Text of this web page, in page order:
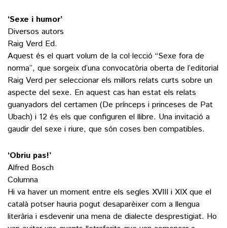
‘Sexe i humor’
Diversos autors
Raig Verd Ed.
Aquest és el quart volum de la col·lecció “Sexe fora de
norma”, que sorgeix d’una convocatòria oberta de l’editorial
Raig Verd per seleccionar els millors relats curts sobre un
aspecte del sexe. En aquest cas han estat els relats
guanyadors del certamen (De prínceps i princeses de Pat
Ubach) i 12 és els que configuren el llibre. Una invitació a
gaudir del sexe i riure, que són coses ben compatibles.
‘Obriu pas!’
Alfred Bosch
Columna
Hi va haver un moment entre els segles XVIII i XIX que el
català potser hauria pogut desaparèixer com a llengua
literària i esdevenir una mena de dialecte desprestigiat. Ho